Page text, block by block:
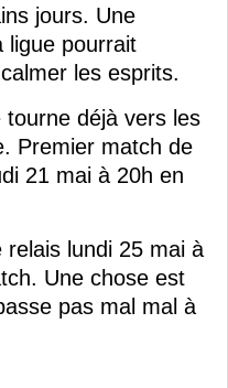
jours. Une
ligue pourrait
les esprits.
déjà vers les
Premier match de
21 mai à 20h en
relais lundi 25 mai à
Une chose est
pas mal mal à